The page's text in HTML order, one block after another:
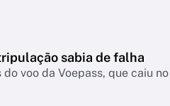
sabia de falha
voo da Voepass, que caiu